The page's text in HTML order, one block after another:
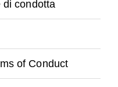
di condotta
of Conduct